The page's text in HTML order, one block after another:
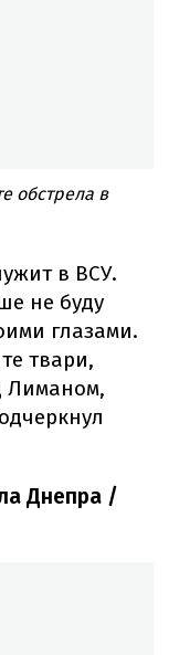
обстрела в
в ВСУ.
не буду
глазами.
твари,
Лиманом,
Днепра /